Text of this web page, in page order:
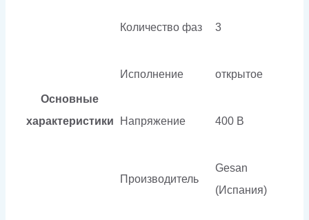
Основные
характеристики
Количество фаз 3
Исполнение открытое
Напряжение 400 В
Производитель
Gesan
(Испания)